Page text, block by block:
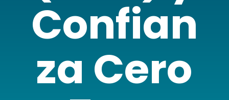
Confian
za Cero